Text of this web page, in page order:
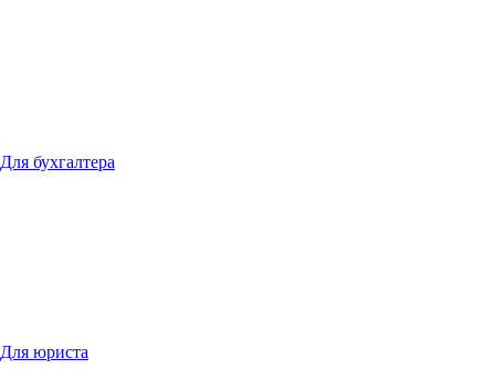
Для бухгалтера
Для юриста